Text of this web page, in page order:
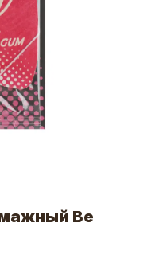
Be